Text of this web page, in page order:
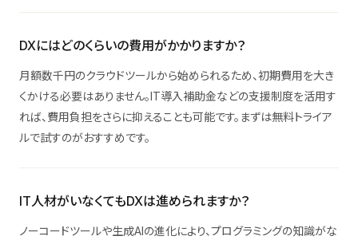
DXにはどのくらいの費用がかかりますか？
月額数千円のクラウドツールから始められるため、初期費用を大き
くかける必要はありません。IT導入補助金などの支援制度を活用す
れば、費用負担をさらに抑えることも可能です。まずは無料トライア
ルで試すのがおすすめです。
IT人材がいなくてもDXは進められますか？
ノーコードツールや生成AIの進化により、プログラミングの知識がな